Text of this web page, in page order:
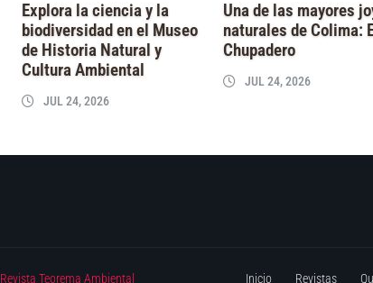
Explora la ciencia y la
biodiversidad en el Museo
de Historia Natural y
Cultura Ambiental
JUL 24, 2026
Una de las mayores
naturales de Colima:
Chupadero
JUL 24, 2026
Revista Teorema Ambiental Inicio Revistas